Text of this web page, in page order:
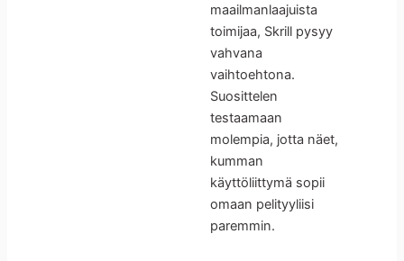
maailmanlaajuista
toimijaa, Skrill pysyy
vahvana
vaihtoehtona.
Suosittelen
testaamaan
molempia, jotta näet,
kumman
käyttöliittymä sopii
omaan pelityyliisi
paremmin.